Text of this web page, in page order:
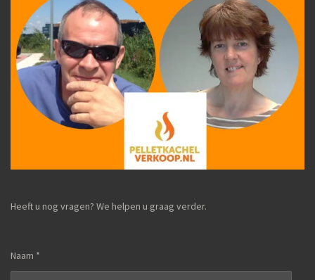
Heeft u nog vragen? We helpen u graag verder.
Naam *